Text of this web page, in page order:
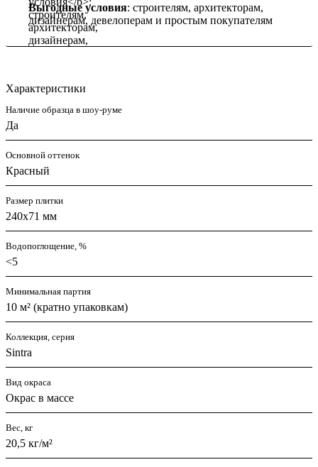
Выгодные условия: строителям, архитекторам,
дизайнерам, девелоперам и простым покупателям
Характеристики
Наличие образца в шоу-руме
Да
Основной оттенок
Красный
Размер плитки
240x71 мм
Водопоглощение, %
<5
Минимальная партия
10 м² (кратно упаковкам)
Коллекция, серия
Sintra
Вид окраса
Окрас в массе
Вес, кг
20,5 кг/м²